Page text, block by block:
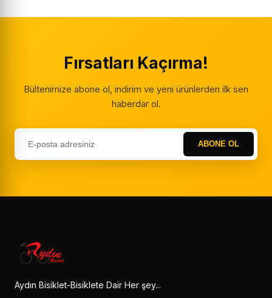
Fırsatları Kaçırma!
Bültenimize abone ol, indirim ve yeni ürünlerden ilk sen
haberdar ol.
ABONE OL
Aydın Bisiklet-Bisiklete Dair Her şey...